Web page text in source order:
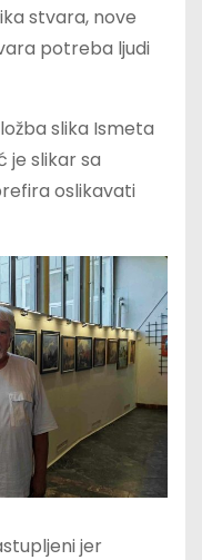
stvara, nove
potreba ljudi
slika Ismeta
je slikar sa
oslikavati
jer